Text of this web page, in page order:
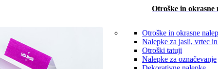
Otroške in okrasne
Otroške in okrasne
Nalepke za jasli, vrtec
Otroški tatuji
Nalepke za označevanje